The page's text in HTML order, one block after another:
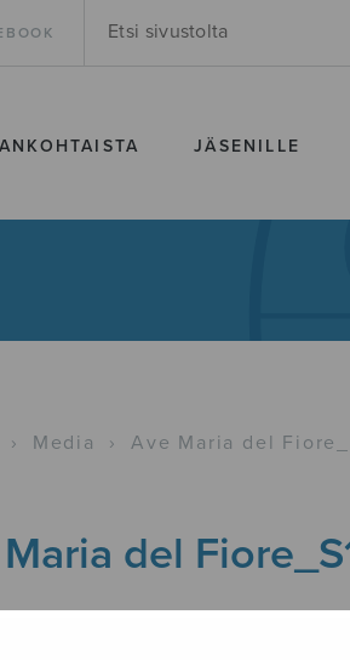
JÄSENILLE
› Media › Ave Maria del
del